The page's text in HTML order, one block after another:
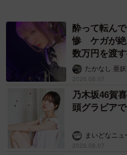
ある上級クラス修了者は
「Shioriさんに愛犬の話を
葉としか言いようがない
た。これを自分でできる
溜めずに済むかもしれない
もしれないと思い、ワーク
酔って転ん
惨 ケガが絶
数万円を渡
たかなし 亜妖
2026.08.07
乃木坂46賀
頭グラビア
まいどなニ
2026.08.07